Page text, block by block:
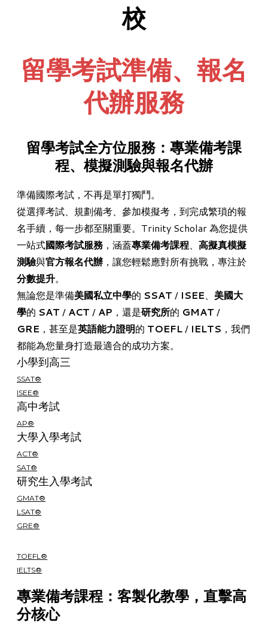
校
留學考試準備、報名
代辦服務
留學​考試全方位服務：專業備考課
程、模擬測驗與報名代辦
準備國際考試，不再是單打獨鬥。
從選擇考試、規劃備考、參加模擬考，到完成繁瑣的報
名手續，每一步都至關重要。Trinity Scholar 為您提供
一站式國際考試服務 ，涵蓋專業備考課程、 高擬真模擬
測驗與官方報名代辦 ，讓您輕鬆應對所有挑戰，專注於
分數提升。
無論您是準備美國私立中學的 SSAT / ISEE、 美國大
學的 SAT / ACT / AP ，還是研究所的 GMAT /
GRE ，甚至是英語能力證明的 TOEFL/ IELTS ，我們
都能為您量身打造最適合的成功方案。
小學到高三
SSAT®
ISEE®
高中考試
AP®
大學入學考試
ACT®
SAT®
研究生入學考試
GMAT®
LSAT®
GRE®
TOEFL®
IELTS®
​專業備考課程：客製化教學，直擊高
分核心